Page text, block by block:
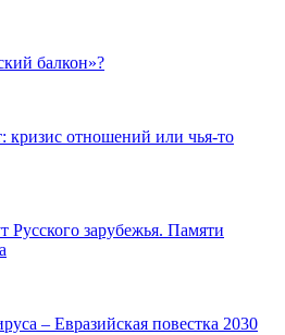
балкон»?
кризис отношений или чья-то
зарубежья. Памяти
– Евразийская повестка 2030